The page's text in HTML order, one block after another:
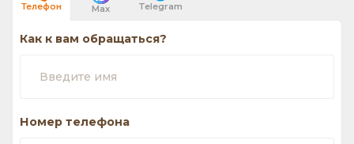
Телефон Max Telegram
Как к вам обращаться?
Номер телефона